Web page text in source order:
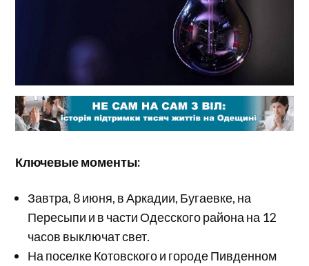
Ключевые моменты:
Завтра, 8 июня, в Аркадии, Бугаевке, на
Пересыпи и в части Одесского района на 12
часов выключат свет.
На поселке Котовского и городе Пивденном